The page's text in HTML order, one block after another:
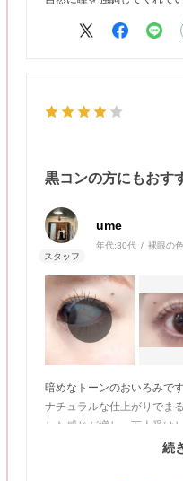
黒コンの方にもおす
ume
年代:30代 裸眼の
暗めなトーンのおいろみで
ナチュラルな仕上がりでま
した感じが増し、万人受け
続